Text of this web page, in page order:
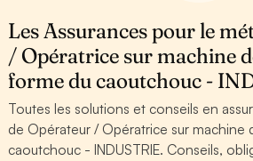
Les Assurances pour le
/ Opératrice sur machine
forme du caoutchouc -
Toutes les solutions et conseils en
de Opérateur / Opératrice sur machine
caoutchouc - INDUSTRIE. Conseils,